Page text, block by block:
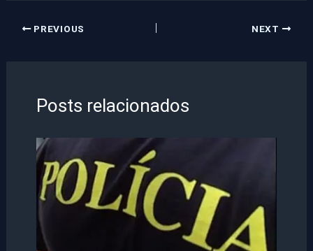
PREVIOUS NEXT
Posts relacionados